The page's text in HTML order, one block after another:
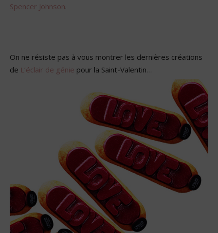
Spencer Johnson.
On ne résiste pas à vous montrer les dernières créations
de L’éclair de génie pour la Saint-Valentin…